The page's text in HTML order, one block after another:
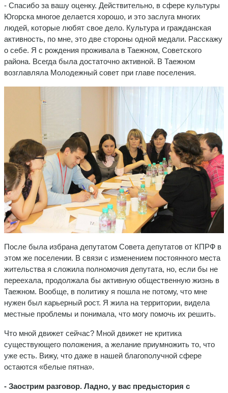
- Спасибо за вашу оценку. Действительно, в сфере культуры
Югорска многое делается хорошо, и это заслуга многих
людей, которые любят свое дело. Культура и гражданская
активность, по мне, это две стороны одной медали. Расскажу
о себе. Я с рождения проживала в Таежном, Советского
района. Всегда была достаточно активной. В Таежном
возглавляла Молодежный совет при главе поселения.
После была избрана депутатом Совета депутатов от КПРФ в
этом же поселении. В связи с изменением постоянного места
жительства я сложила полномочия депутата, но, если бы не
переехала, продолжала бы активную общественную жизнь в
Таежном. Вообще, в политику я пошла не потому, что мне
нужен был карьерный рост. Я жила на территории, видела
местные проблемы и понимала, что могу помочь их решить.
Что мной движет сейчас? Мной движет не критика
существующего положения, а желание приумножить то, что
уже есть. Вижу, что даже в нашей благополучной сфере
остаются «белые пятна».
- Заострим разговор. Ладно, у вас предыстория с